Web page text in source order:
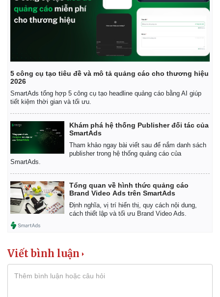
5 công cụ tạo tiêu đề và mô tả quảng cáo cho thương hiệu
2026
SmartAds tổng hợp 5 công cụ tạo headline quảng cáo bằng AI giúp
tiết kiệm thời gian và tối ưu.
Khám phá hệ thống Publisher đối tác của
SmartAds
Tham khảo ngay bài viết sau để nắm danh sách
publisher trong hệ thống quảng cáo của
SmartAds.
Tổng quan về hình thức quảng cáo
Brand Video Ads trên SmartAds
Định nghĩa, vị trí hiển thị, quy cách nội dung,
cách thiết lập và tối ưu Brand Video Ads.
Viết bình luận